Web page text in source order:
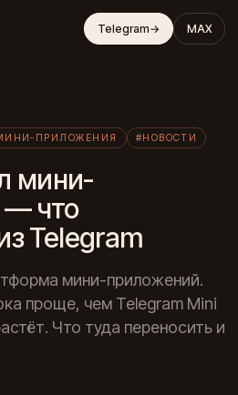
Telegram→ MAX
ПРИЛОЖЕНИЯ #НОВОСТИ
мини-
— что
Telegram
мини-приложений.
проще, чем Telegram Mini
Что туда переносить и